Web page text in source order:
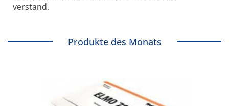
verstand.
Produkte des Monats